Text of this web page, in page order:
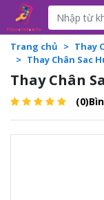
Powered by
Trang chủ
Thay
Thay Chân Sac
Thay Chân